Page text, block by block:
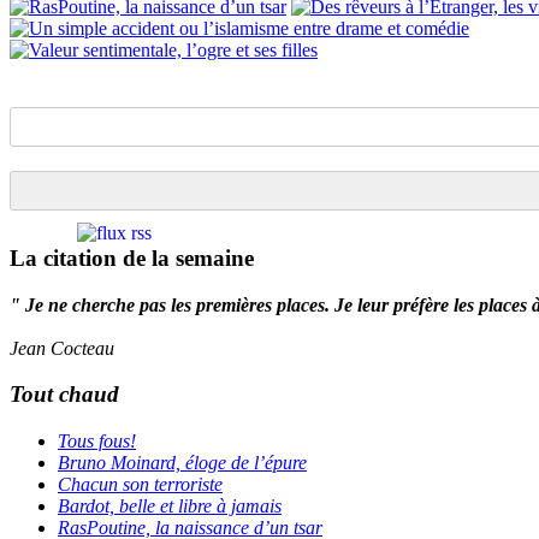
La citation de la semaine
" Je ne cherche pas les premières places. Je leur préfère les places
Jean Cocteau
Tout chaud
Tous fous!
Bruno Moinard, éloge de l’épure
Chacun son terroriste
Bardot, belle et libre à jamais
RasPoutine, la naissance d’un tsar